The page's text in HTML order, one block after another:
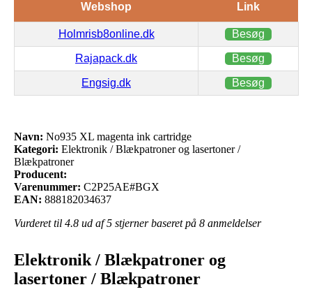
Webshop Link
Holmrisb8online.dk Besøg
Rajapack.dk Besøg
Engsig.dk Besøg
Navn: No935 XL magenta ink cartridge
Kategori: Elektronik / Blækpatroner og lasertoner /
Blækpatroner
Producent:
Varenummer: C2P25AE#BGX
EAN: 888182034637
Vurderet til 4.8 ud af 5 stjerner baseret på 8 anmeldelser
Elektronik / Blækpatroner og
lasertoner / Blækpatroner